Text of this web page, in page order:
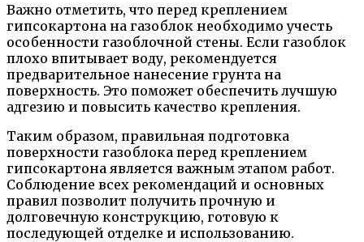
Важно отметить, что перед креплением
гипсокартона на газоблок необходимо учесть
особенности газоблочной стены. Если газоблок
плохо впитывает воду, рекомендуется
предварительное нанесение грунта на
поверхность. Это поможет обеспечить лучшую
адгезию и повысить качество крепления.
Таким образом, правильная подготовка
поверхности газоблока перед креплением
гипсокартона является важным этапом работ.
Соблюдение всех рекомендаций и основных
правил позволит получить прочную и
долговечную конструкцию, готовую к
последующей отделке и использованию.